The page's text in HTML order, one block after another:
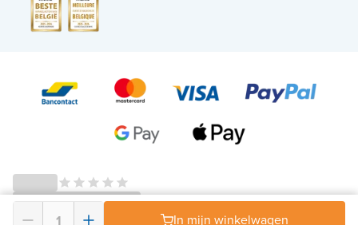
In mijn winkelwagen
© 2026 - X²O Badkamers – BTW-nummer: BE0627.861.895 -